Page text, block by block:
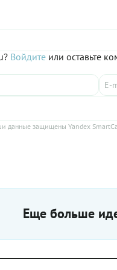
Войдите или оставьте
данные защищены Yandex
Еще больше